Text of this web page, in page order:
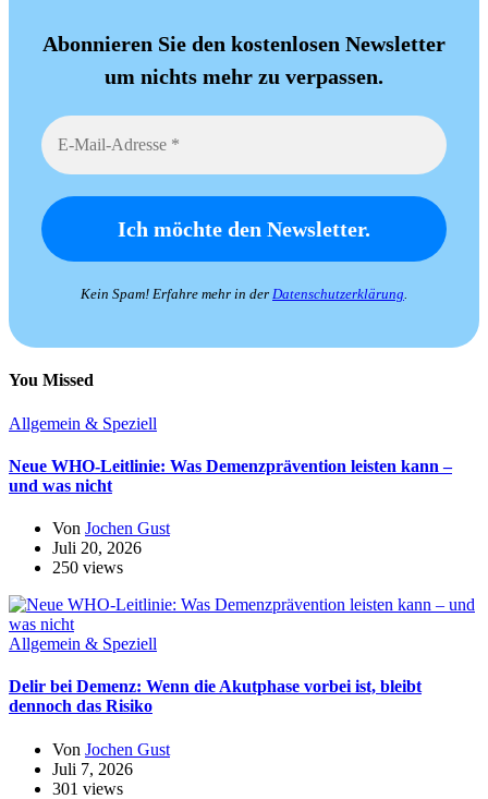
Abonnieren Sie den kostenlosen Newsletter
um nichts mehr zu verpassen.
Kein Spam! Erfahre mehr in der Datenschutzerklärung.
You Missed
Allgemein & Speziell
Neue WHO-Leitlinie: Was Demenzprävention leisten kann –
und was nicht
Von Jochen Gust
Juli 20, 2026
250 views
Allgemein & Speziell
Delir bei Demenz: Wenn die Akutphase vorbei ist, bleibt
dennoch das Risiko
Von Jochen Gust
Juli 7, 2026
301 views